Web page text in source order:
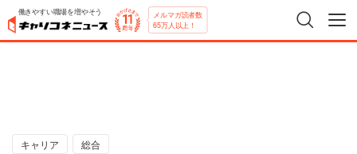
働きやすい職場を増やそう メルマガ読者数
65万人以上！
キャリア 総合